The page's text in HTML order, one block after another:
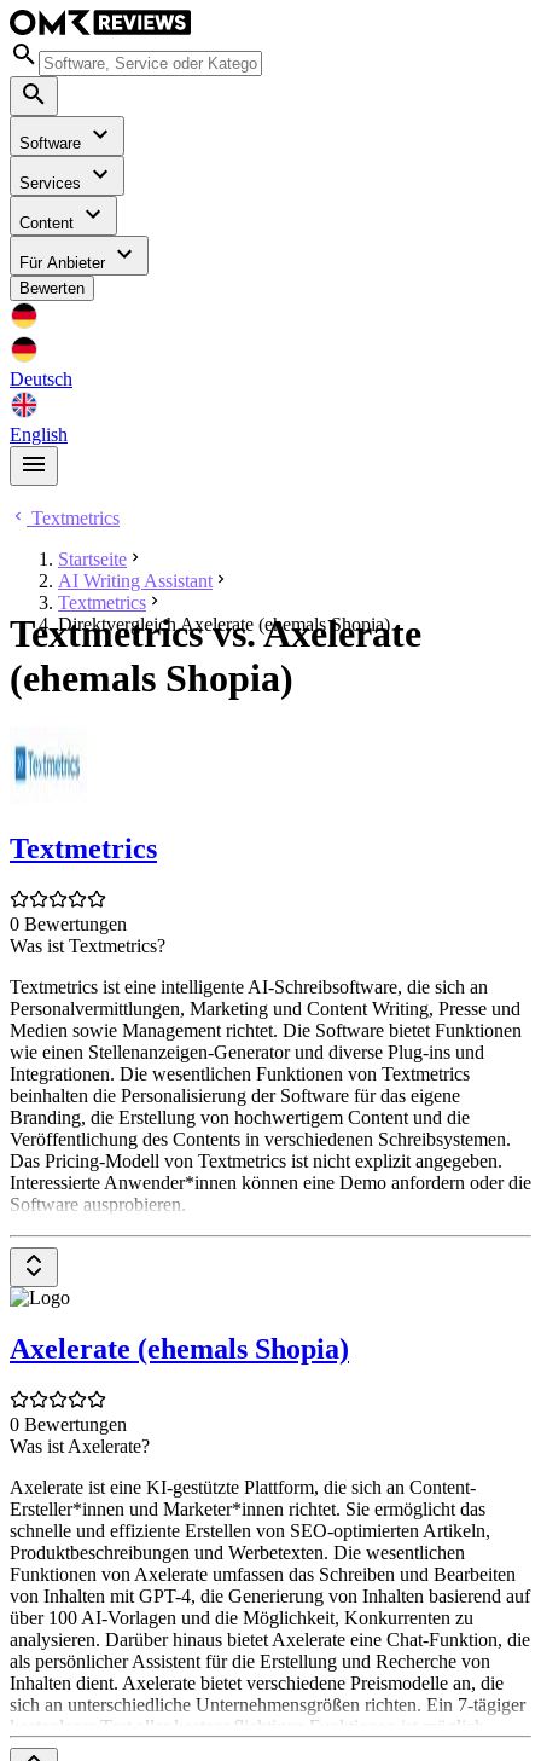
Software
Services
Content
Für Anbieter
Bewerten
Deutsch
English
Textmetrics
Startseite
AI Writing Assistant
Textmetrics
Direktvergleich Axelerate (ehemals Shopia)
Textmetrics vs. Axelerate
(ehemals Shopia)
Textmetrics
0 Bewertungen
Was ist Textmetrics?
Textmetrics ist eine intelligente AI-Schreibsoftware, die sich an
Personalvermittlungen, Marketing und Content Writing, Presse und
Medien sowie Management richtet. Die Software bietet Funktionen
wie einen Stellenanzeigen-Generator und diverse Plug-ins und
Integrationen. Die wesentlichen Funktionen von Textmetrics
beinhalten die Personalisierung der Software für das eigene
Branding, die Erstellung von hochwertigem Content und die
Veröffentlichung des Contents in verschiedenen Schreibsystemen.
Das Pricing-Modell von Textmetrics ist nicht explizit angegeben.
Interessierte Anwender*innen können eine Demo anfordern oder die
Software ausprobieren.
Axelerate (ehemals Shopia)
0 Bewertungen
Was ist Axelerate?
Axelerate ist eine KI-gestützte Plattform, die sich an Content-
Ersteller*innen und Marketer*innen richtet. Sie ermöglicht das
schnelle und effiziente Erstellen von SEO-optimierten Artikeln,
Produktbeschreibungen und Werbetexten. Die wesentlichen
Funktionen von Axelerate umfassen das Schreiben und Bearbeiten
von Inhalten mit GPT-4, die Generierung von Inhalten basierend auf
über 100 AI-Vorlagen und die Möglichkeit, Konkurrenten zu
analysieren. Darüber hinaus bietet Axelerate eine Chat-Funktion, die
als persönlicher Assistent für die Erstellung und Recherche von
Inhalten dient. Axelerate bietet verschiedene Preismodelle an, die
sich an unterschiedliche Unternehmensgrößen richten. Ein 7-tägiger
kostenloser Test aller kostenpflichtigen Funktionen ist möglich.